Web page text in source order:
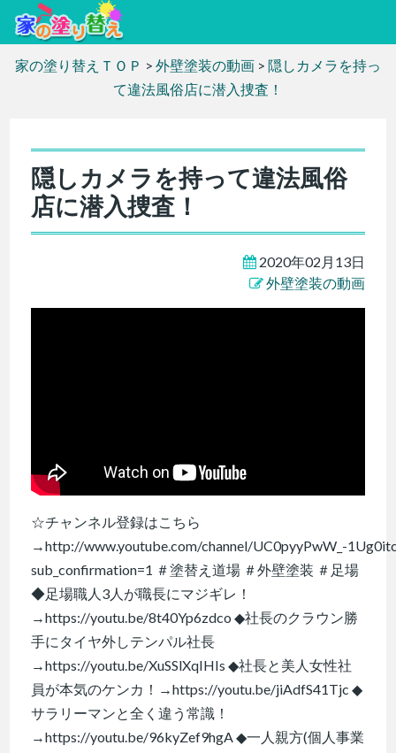
家の塗り替えＴＯＰ > 外壁塗装の動画 > 隠しカメラを持っ
て違法風俗店に潜入捜査！
隠しカメラを持って違法風俗
店に潜入捜査！
2020年02月13日
外壁塗装の動画
☆チャンネル登録はこちら
→http://www.youtube.com/channel/UC0pyyPwW_-
sub_confirmation=1 ＃塗替え道場 ＃外壁塗装 ＃足場
◆足場職人3人が職長にマジギレ！
→https://youtu.be/8t40Yp6zdco ◆社長のクラウン勝
手にタイヤ外しテンパル社長
→https://youtu.be/XuSSlXqIHIs ◆社長と美人女性社
員が本気のケンカ！→https://youtu.be/jiAdfS41Tjc ◆
サラリーマンと全く違う常識！
→https://youtu.be/96kyZef9hgA ◆一人親方(個人事業